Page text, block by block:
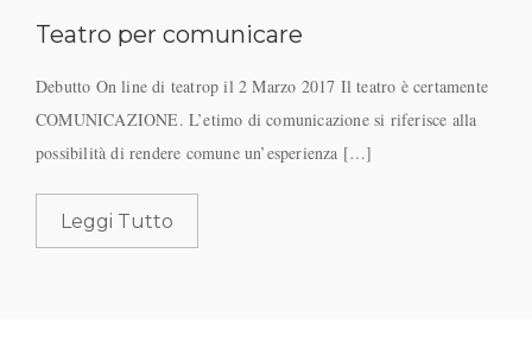
Teatro per comunicare
Debutto On line di teatrop il 2 Marzo 2017 Il teatro è certamente
COMUNICAZIONE. L’etimo di comunicazione si riferisce alla
possibilità di rendere comune un’esperienza […]
Leggi Tutto